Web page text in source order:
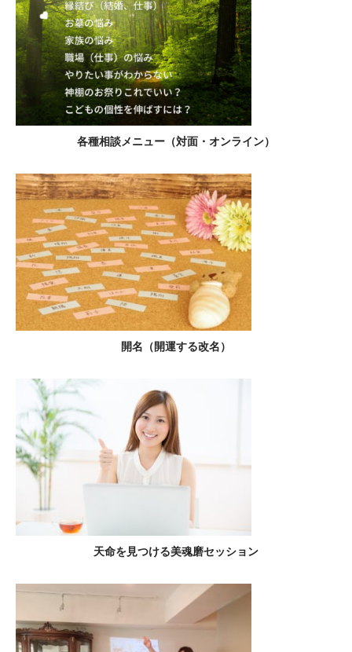
各種相談メニュー（対面・オンライン）
開名（開運する改名）
天命を見つける美魂磨セッション